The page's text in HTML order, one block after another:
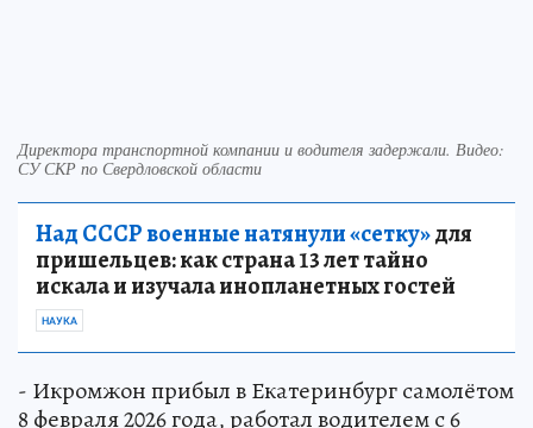
Директора транспортной компании и водителя задержали. Видео:
СУ СКР по Свердловской области
Над СССР военные натянули «сетку»для
пришельцев: как страна 13 лет тайно
искала и изучала инопланетных гостей
НАУКА
- Икромжон прибыл в Екатеринбург самолётом
8 февраля 2026 года, работал водителем с 6